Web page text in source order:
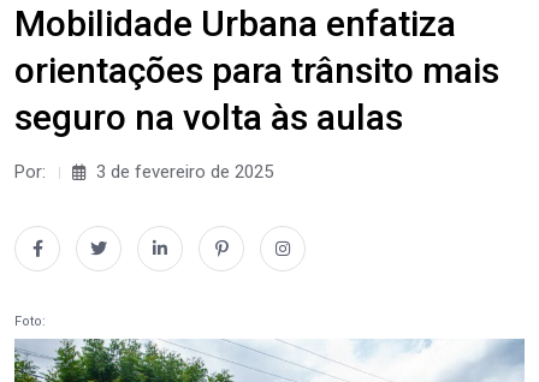
Mobilidade Urbana enfatiza
orientações para trânsito mais
seguro na volta às aulas
Por: 3 de fevereiro de 2025
Foto: